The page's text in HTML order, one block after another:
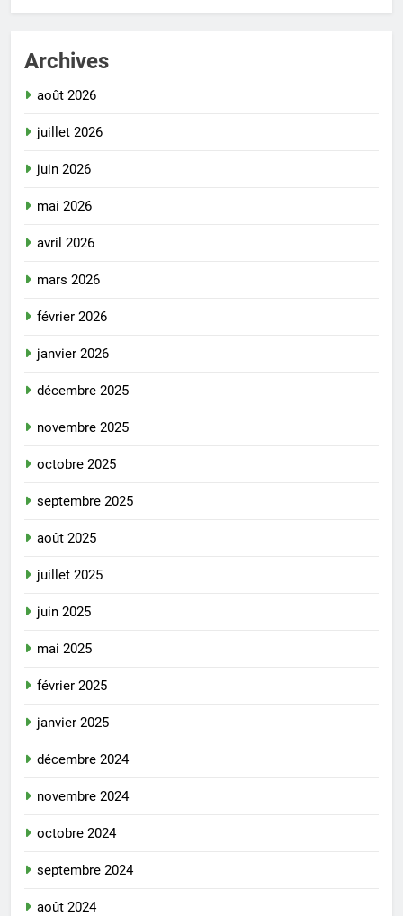
Archives
août 2026
juillet 2026
juin 2026
mai 2026
avril 2026
mars 2026
février 2026
janvier 2026
décembre 2025
novembre 2025
octobre 2025
septembre 2025
août 2025
juillet 2025
juin 2025
mai 2025
février 2025
janvier 2025
décembre 2024
novembre 2024
octobre 2024
septembre 2024
août 2024